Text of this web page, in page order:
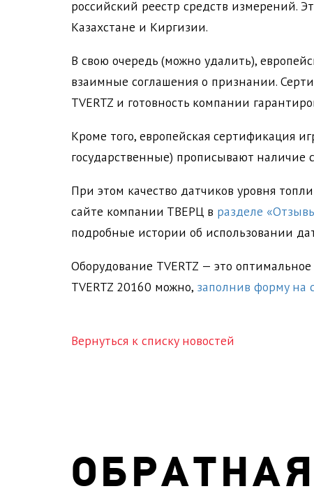
российский реестр средств измерений.
Казахстане и Киргизии.
В свою очередь (можно удалить),
взаимные соглашения о признании.
TVERTZ и готовность компании
Кроме того, европейская сертификация
государственные) прописывают наличие
При этом качество датчиков уровня
сайте компании ТВЕРЦ в разделе
подробные истории об использовании
Оборудование TVERTZ — это
TVERTZ 20160 можно, заполнив форму на
Вернуться к списку новостей
ОБРАТНАЯ